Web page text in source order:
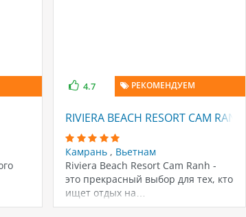
4.7 РЕКОМЕНДУЕМ
RIVIERA BEACH RESORT CAM RANH
Камрань , Вьетнам
Riviera Beach Resort Cam Ranh -
это прекрасный выбор для тех, кто
ищет отдых на…